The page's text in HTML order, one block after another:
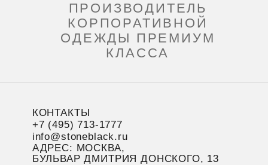
ПРОИЗВОДИТЕЛЬ
КОРПОРАТИВНОЙ
ОДЕЖДЫ ПРЕМИУМ
КЛАССА
КОНТАКТЫ
+7 (495) 713-1777
info@stoneblack.ru
АДРЕС: МОСКВА,
БУЛЬВАР ДМИТРИЯ ДОНСКОГО, 13